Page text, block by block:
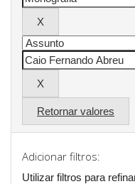
Retornar valores
Adicionar filtros:
Utilizar filtros para